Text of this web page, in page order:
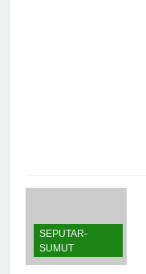
SEPUTAR-
SUMUT